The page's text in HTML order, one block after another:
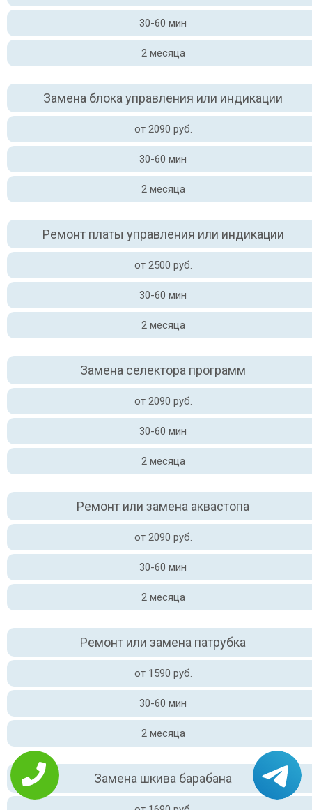
30-60 мин
2 месяца
Замена блока управления или индикации
от 2090 руб.
30-60 мин
2 месяца
Ремонт платы управления или индикации
от 2500 руб.
30-60 мин
2 месяца
Замена селектора программ
от 2090 руб.
30-60 мин
2 месяца
Ремонт или замена аквастопа
от 2090 руб.
30-60 мин
2 месяца
Ремонт или замена патрубка
от 1590 руб.
30-60 мин
2 месяца
Замена шкива барабана